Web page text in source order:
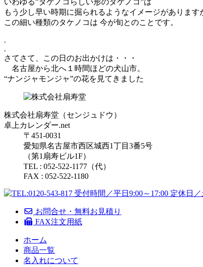
いわゆる”タケノコらしい形のタケノコ”は
もう少し早い時期に掘られるようなイメージがあります
この細い種類のタケノコは 今が旬とのことです。
.
.
さてさて、この日のお出かけは・・・
名古屋から北へ１時間ほどの犬山市。
“ナンジャモンジャ”の花を見てきました
株式会社扇寿堂（センジュドウ）
卓上カレンダー.net
〒451-0031
愛知県名古屋市西区城西1丁目3番5号
（第1扇寿ビル1F）
TEL : 052-522-1177（代）
FAX : 052-522-1180
お問合せ・無料お見積り
FAX注文用紙
ホーム
商品一覧
名入れについて